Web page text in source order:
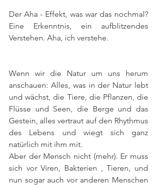
Der Aha - Effekt, was war das nochmal?
Eine Erkenntnis, ein aufblitzendes
Verstehen. Aha, ich verstehe.
Wenn wir die Natur um uns herum
anschauen: Alles, was in der Natur lebt
und wächst, die Tiere, die Pflanzen, die
Flüsse und Seen, die Berge und das
Gestein, alles vertraut auf den Rhythmus
des Lebens und wiegt sich ganz
natürlich mit ihm mit.
Aber der Mensch nicht (mehr). Er muss
sich vor Viren, Bakterien , Tieren, und
nun sogar auch vor anderen Menschen